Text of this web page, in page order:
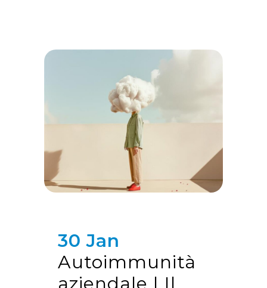
30 Jan
Autoimmunità